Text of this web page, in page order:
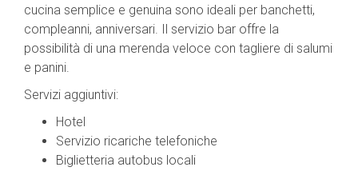
cucina semplice e genuina sono ideali per banchetti,
compleanni, anniversari. Il servizio bar offre la
possibilità di una merenda veloce con tagliere di salumi
e panini.
Servizi aggiuntivi:
Hotel
Servizio ricariche telefoniche
Biglietteria autobus locali